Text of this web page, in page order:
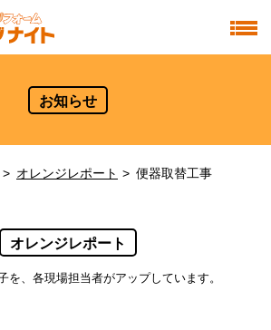
お知らせ
オレンジレポート 便器取替工事
オレンジレポート
を、各現場担当者がアップしています。